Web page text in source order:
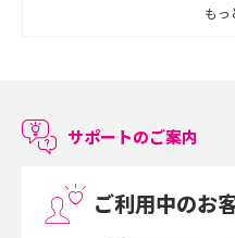
ASMRとは？初心者向けの代表ジャ
LINEで友だちを削除する方法は？
プリペイドSIMとは？種類やメリ
もっ
サポートのご案内
ご利用中のお